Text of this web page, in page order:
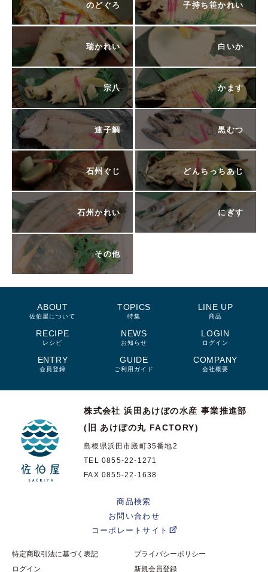
のどぐろ 子持ち笹かれい
瑞かれい 白いか
宗八 かます
連子鯛 黒むつ
石州ぐじ どんちっちあじ
石州かれい にぎす
その他
ABOUT
佐伯屋について
TOPICS
特集
LINE UP
商品
RECIPE
レシピ
NEWS
お知らせ
LOGIN
ログイン
ENTRY
会員登録
GUIDE
ご利用ガイド
COMPANY
会社概要
株式会社 浜田あけぼの水産 事業推進部
(旧 あけぼの丸 FACTORY)
島根県浜田市殿町35番地2
TEL 0855-22-1271
FAX 0855-22-1638
商品検索
お問い合わせ
コーポレートサイト
特定商取引法に基づく表記
プライバシーポリシー
ログイン
新規会員登録